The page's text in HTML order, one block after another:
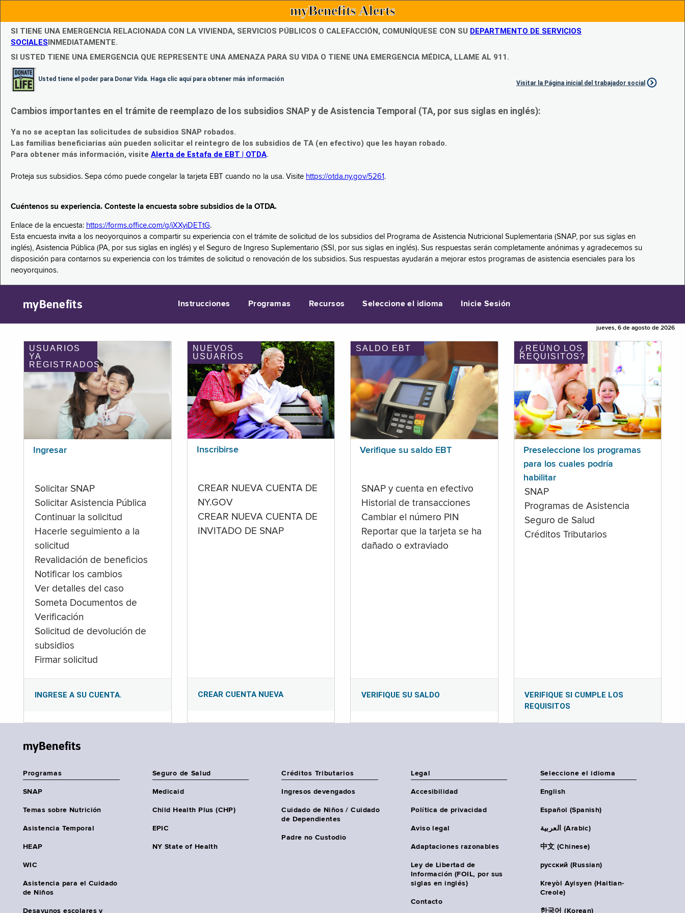
myBenefits Alerts
SI TIENE UNA EMERGENCIA RELACIONADA CON LA VIVIENDA, SERVICIOS PÚBLICOS O CALEFACCIÓN, COMUNÍQUESE CON SU DEPARTMENTO DE SERVICIOS
SOCIALESINMEDIATAMENTE.
SI USTED TIENE UNA EMERGENCIA QUE REPRESENTE UNA AMENAZA PARA SU VIDA O TIENE UNA EMERGENCIA MÉDICA, LLAME AL 911.
Usted tiene el poder para Donar Vida. Haga clic aquí para obtener más información
Visitar la Página inicial del trabajador social
Cambios importantes en el trámite de reemplazo de los subsidios SNAP y de Asistencia Temporal (TA, por sus siglas en inglés):
Ya no se aceptan las solicitudes de subsidios SNAP robados.
Las familias beneficiarias aún pueden solicitar el reintegro de los subsidios de TA (en efectivo) que les hayan robado.
Para obtener más información, visite Alerta de Estafa de EBT | OTDA.
Proteja sus subsidios. Sepa cómo puede congelar la tarjeta EBT cuando no la usa. Visite https://otda.ny.gov/5261 .
Cuéntenos su experiencia. Conteste la encuesta sobre subsidios de la OTDA.
Enlace de la encuesta: https://forms.office.com/g/iXXyiDETtG.
Esta encuesta invita a los neoyorquinos a compartir su experiencia con el trámite de solicitud de los subsidios del Programa de Asistencia Nutricional Suplementaria (SNAP, por sus siglas en
inglés), Asistencia Pública (PA, por sus siglas en inglés) y el Seguro de Ingreso Suplementario (SSI, por sus siglas en inglés). Sus respuestas serán completamente anónimas y agradecemos su
disposición para contarnos su experiencia con los trámites de solicitud o renovación de los subsidios. Sus respuestas ayudarán a mejorar estos programas de asistencia esenciales para los
neoyorquinos.
myBenefits Instrucciones Programas Recursos Seleccione el idioma Inicie Sesión
jueves, 6 de agosto de 2026
USUARIOS
YA
REGISTRADOS
Ingresar
Solicitar SNAP
Solicitar Asistencia Pública
Continuar la solicitud
Hacerle seguimiento a la
solicitud
Revalidación de beneficios
Notificar los cambios
Ver detalles del caso
Someta Documentos de
Verificación
Solicitud de devolución de
subsidios
Firmar solicitud
INGRESE A SU CUENTA.
NUEVOS
USUARIOS
Inscribirse
CREAR NUEVA CUENTA DE
NY.GOV
CREAR NUEVA CUENTA DE
INVITADO DE SNAP
CREAR CUENTA NUEVA
SALDO EBT
Verifique su saldo EBT
SNAP y cuenta en efectivo
Historial de transacciones
Cambiar el número PIN
Reportar que la tarjeta se ha
dañado o extraviado
VERIFIQUE SU SALDO
¿REÚNO LOS
REQUISITOS?
Preseleccione los programas
para los cuales podría
habilitar
SNAP
Programas de Asistencia
Seguro de Salud
Créditos Tributarios
VERIFIQUE SI CUMPLE LOS
REQUISITOS
myBenefits
Programas
SNAP
Temas sobre Nutrición
Asistencia Temporal
HEAP
WIC
Asistencia para el Cuidado
de Niños
Desayunos escolares y
Seguro de Salud
Medicaid
Child Health Plus (CHP)
EPIC
NY State of Health
Créditos Tributarios
Ingresos devengados
Cuidado de Niños / Cuidado
de Dependientes
Padre no Custodio
Legal
Accesibilidad
Política de privacidad
Aviso legal
Adaptaciones razonables
Ley de Libertad de
Información (FOIL, por sus
siglas en inglés)
Contacto
Seleccione el idioma
English
Español (Spanish)
العربية (Arabic)
中文 (Chinese)
русский (Russian)
Kreyòl Ayisyen (Haitian-
Creole)
한국어 (Korean)